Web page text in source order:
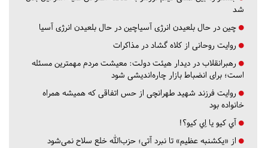
شد
چین در حال بلعیدن انرژی آسیاچین در حال بلعیدن انرژی آسیا
روایت روحانی از کلاه گشاد در مذاکرات
رهبرانقلاب در دیدار هیئت دولت: معیشت مردم مهمترین مسئله
است؛ برای انضباط بازار چاره‌اندیشی شود
روایت فرزند شهید طهرانچی از حس اتفاقی که همیشه همراه
خانواده بود
آي كيو يا اِي كيو؟!
از «یکشنبه عظیم» تا نبرد آتی؛ حزب‌الله خلع سلاح نمی‌شود